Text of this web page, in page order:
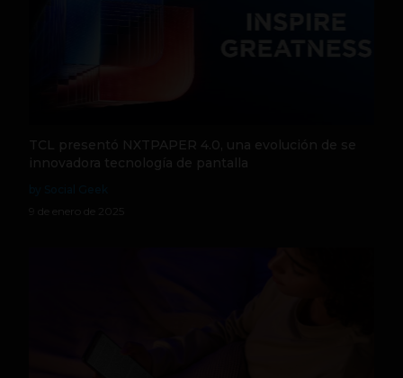
TCL presentó NXTPAPER 4.0, una evolución de se
innovadora tecnología de pantalla
9 de enero de 2025